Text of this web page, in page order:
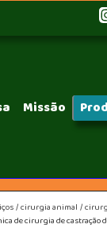
Missão
cirurgia animal
de cirurgia de castração